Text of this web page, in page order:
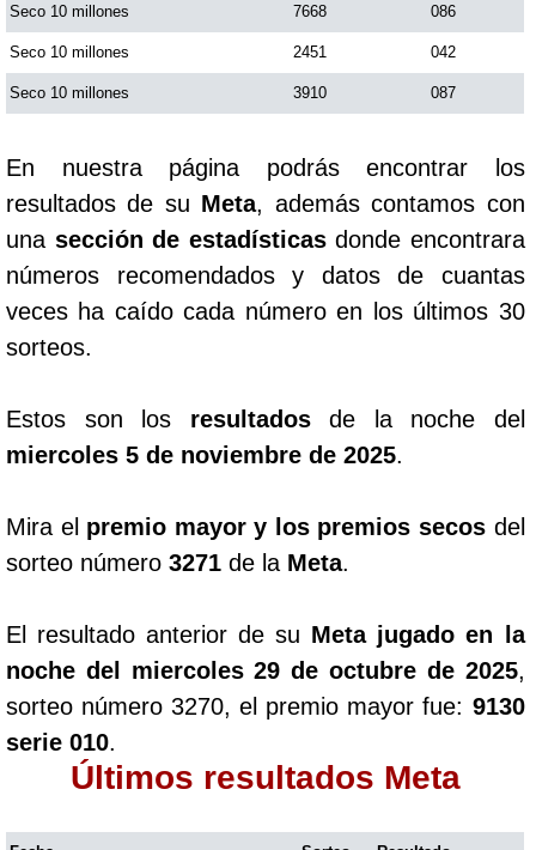
Seco 10 millones 7668 086
Seco 10 millones 2451 042
Seco 10 millones 3910 087
En nuestra página podrás encontrar los
resultados de su Meta, además contamos con
una sección de estadísticasdonde encontrara
números recomendados y datos de cuantas
veces ha caído cada número en los últimos 30
sorteos.
Estos son los resultadosde la noche del
miercoles 5 de noviembre de 2025.
Mira el premio mayor y los premios secosdel
sorteo número 3271 de la Meta.
El resultado anterior de su Meta jugado en la
noche del miercoles 29 de octubre de 2025,
sorteo número 3270, el premio mayor fue: 9130
serie 010.
Últimos resultados Meta